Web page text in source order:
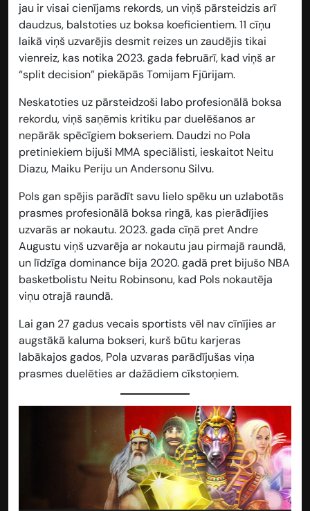
jau ir visai cienījams rekords, un viņš pārsteidzis arī
daudzus, balstoties uz boksa koeficientiem. 11 cīņu
laikā viņš uzvarējis desmit reizes un zaudējis tikai
vienreiz, kas notika 2023. gada februārī, kad viņš ar
“split decision” piekāpās Tomijam Fjūrijam.
Neskatoties uz pārsteidzoši labo profesionālā boksa
rekordu, viņš saņēmis kritiku par duelēšanos ar
nepārāk spēcīgiem bokseriem. Daudzi no Pola
pretiniekiem bijuši MMA speciālisti, ieskaitot Neitu
Diazu, Maiku Periju un Andersonu Silvu.
Pols gan spējis parādīt savu lielo spēku un uzlabotās
prasmes profesionālā boksa ringā, kas pierādījies
uzvarās ar nokautu. 2023. gada cīņā pret Andre
Augustu viņš uzvarēja ar nokautu jau pirmajā raundā,
un līdzīga dominance bija 2020. gadā pret bijušo NBA
basketbolistu Neitu Robinsonu, kad Pols nokautēja
viņu otrajā raundā.
Lai gan 27 gadus vecais sportists vēl nav cīnījies ar
augstākā kaluma bokseri, kurš būtu karjeras
labākajos gados, Pola uzvaras parādījušas viņa
prasmes duelēties ar dažādiem cīkstoņiem.